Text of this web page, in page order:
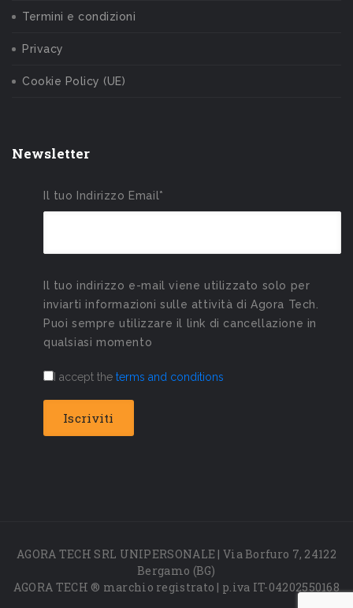
Termini e condizioni
Privacy
Cookie Policy (UE)
Newsletter
Il tuo Indirizzo Email*
Il tuo indirizzo e-mail viene utilizzato solo per
inviarti informazioni sulle attività di Agora Tech.
Puoi sempre utilizzare il link di cancellazione in
qualsiasi momento
I accept the terms and conditions
AGORA TECH SRL UNIPERSONALE | Via Borfuro 7, 24122
Bergamo (BG)
AGORA TECH ® marchio registrato | p.iva IT-04202550168